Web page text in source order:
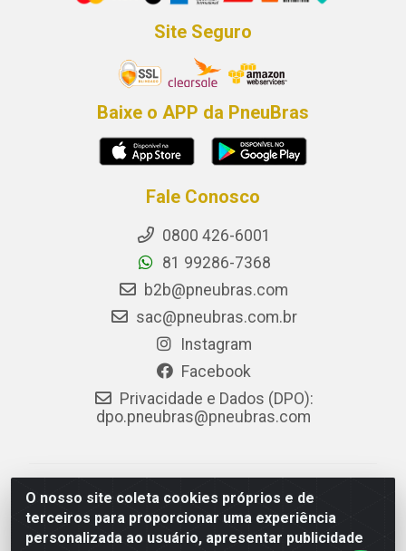
O nosso site coleta cookies próprios e de
terceiros para proporcionar uma experiência
personalizada ao usuário, apresentar publicidade
Site Seguro
Baixe o APP da PneuBras
Fale Conosco
0800 426-6001
81 99286-7368
b2b@pneubras.com
sac@pneubras.com.br
Instagram
Facebook
Privacidade e Dados (DPO):
dpo.pneubras@pneubras.com
PneuBras - Rodovia BR-101, KM 82 - Prazeres,
Jaboatão dos Guararapes/PE - CEP 54.335-000 - CNPJ
08.678.386/0001-05 - Pneubras Comércio de Pneus